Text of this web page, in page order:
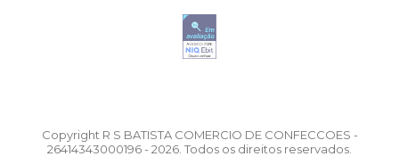
Copyright R S BATISTA COMERCIO DE CONFECCOES -
26414343000196 - 2026. Todos os direitos reservados.